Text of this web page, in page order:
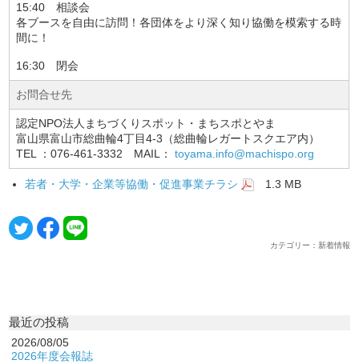
15:40 相談会
各ブースを自由に訪問！各団体をより深く知り協働を模索する時
間に！
16:30 閉会
お問合せ先
認定NPO法人まちづくりスポット・まちスポとやま
富山県富山市総曲輪4丁目4-3（総曲輪レガートスクエア内）
TEL ：076-461-3332 MAIL：toyama.info@machispo.org
若者・大学・企業等協働・促進事業チラシ 1.3 MB
カテゴリー：新着情報
最近の投稿
2026/08/05
2026年度会報誌